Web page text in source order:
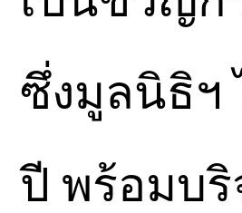
ซึ่งมูลนิธิฯ
ปี พร้อมบ